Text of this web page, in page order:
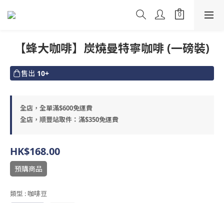
【蜂大咖啡】炭燒曼特寧咖啡 (一磅裝)
售出 10+
全店，全單滿$600免運費
全店，順豐站取件：滿$350免運費
HK$168.00
預購商品
類型 : 咖啡豆